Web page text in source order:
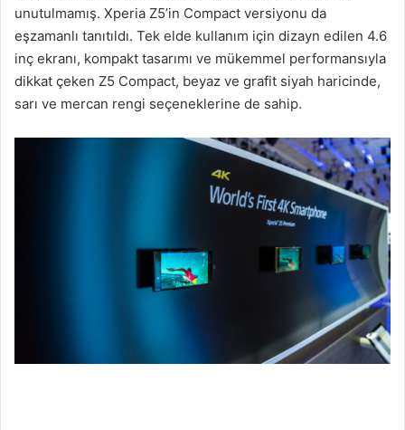
unutulmamış. Xperia Z5’in Compact versiyonu da
eşzamanlı tanıtıldı. Tek elde kullanım için dizayn edilen 4.6
inç ekranı, kompakt tasarımı ve mükemmel performansıyla
dikkat çeken Z5 Compact, beyaz ve grafit siyah haricinde,
sarı ve mercan rengi seçeneklerine de sahip.